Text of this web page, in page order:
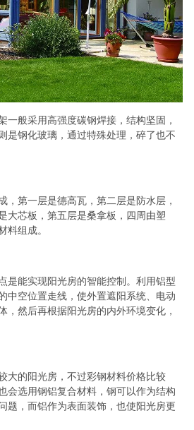
般采用高强度碳钢焊接，结构坚固，
是钢化玻璃，通过特殊处理，碎了也不
第一层是德高瓦，第二层是防水层，
大芯板，第五层是桑拿板，四周由塑
料组成。
能实现阳光房的智能控制。利用铝型
中空位置走线，使外置遮阳系统、电动
，然后再根据阳光房的内外环境变化，
的阳光房，不过彩钢材料价格比较
会选用钢铝复合材料，钢可以作为结构
题，而铝作为表面装饰，也使阳光房更